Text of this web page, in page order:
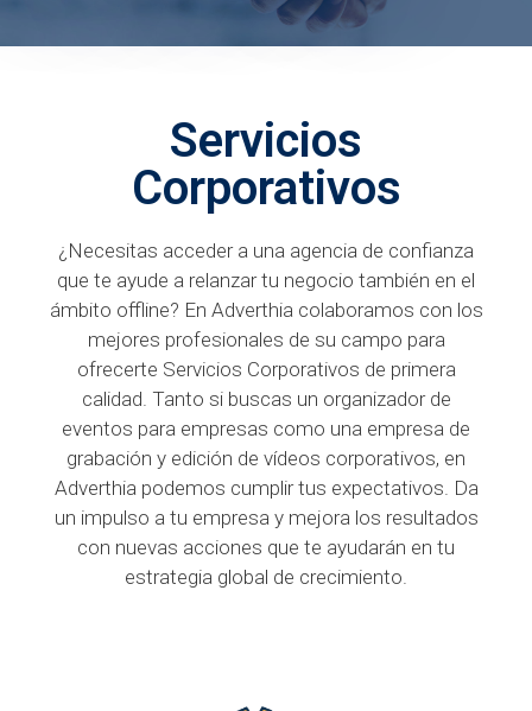
Servicios
Corporativos
¿Necesitas acceder a una agencia de confianza
que te ayude a relanzar tu negocio también en el
ámbito offline? En Adverthia colaboramos con los
mejores profesionales de su campo para
ofrecerte Servicios Corporativos de primera
calidad. Tanto si buscas un organizador de
eventos para empresas como una empresa de
grabación y edición de vídeos corporativos, en
Adverthia podemos cumplir tus expectativos. Da
un impulso a tu empresa y mejora los resultados
con nuevas acciones que te ayudarán en tu
estrategia global de crecimiento.